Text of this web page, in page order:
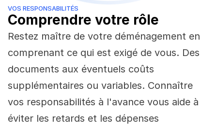
VOS RESPONSABILITÉS
Comprendre votre rôle
Restez maître de votre déménagement en
comprenant ce qui est exigé de vous. Des
documents aux éventuels coûts
supplémentaires ou variables. Connaître
vos responsabilités à l'avance vous aide à
éviter les retards et les dépenses